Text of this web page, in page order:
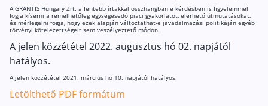
Lakáshitel
Hitelkiváltás
Babaváró hitel
Vagyonbiztosítások
A GRANTIS Hungary Zrt. a fentebb írtakkal összhangban e kérdésben is figyelemmel
fogja kísérni a remélhetőleg egységesedő piaci gyakorlatot, elérhető útmutatásokat,
és mérlegelni fogja, hogy ezek alapján változtathat-e javadalmazási politikáján egyéb
törvényi kötelezettségeit sem veszélyeztető módon.
A jelen közzététel 2022. augusztus hó 02. napjától
hatályos.
A jelen közzététel 2021. március hó 10. napjától hatályos.
Letölthető PDF formátum